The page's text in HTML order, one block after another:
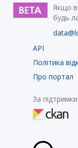
Якщо
будь
API
Політика
Про портал
За підтримки